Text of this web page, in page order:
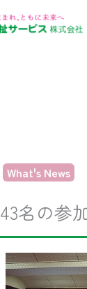
What's News
43名の参